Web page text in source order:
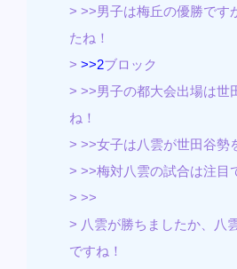
> >>男子は梅丘の優勝です
たね！
> >>2ブロック
> >>男子の都大会出場は世
ね！
> >>女子は八雲が世田谷勢
> >>梅対八雲の試合は注目
> >>
> 八雲が勝ちましたか、八
ですね！